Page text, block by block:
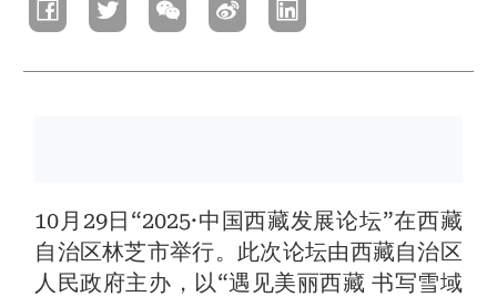
連
結
10月29日“2025·中国西藏发展论坛”在西藏
自治区林芝市举行。此次论坛由西藏自治区
人民政府主办，以“遇见美丽西藏 书写雪域